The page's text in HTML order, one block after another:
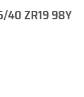
40 ZR19 98Y